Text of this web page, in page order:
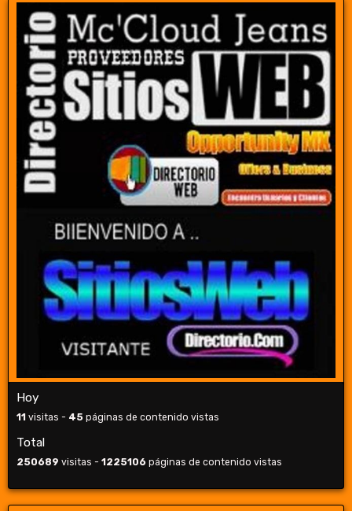
Hoy
11 visitas - 45 páginas de contenido vistas
Total
250689 visitas - 1225106 páginas de contenido vistas